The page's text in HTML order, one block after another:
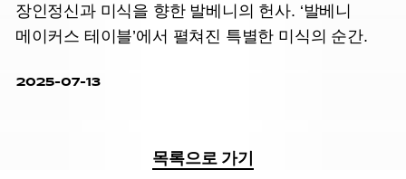
장인정신과 미식을 향한 발베니의 헌사. ‘발베니
메이커스 테이블’에서 펼쳐진 특별한 미식의 순간.
2025-07-13
목록으로 가기